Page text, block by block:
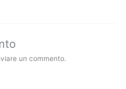
un commento.